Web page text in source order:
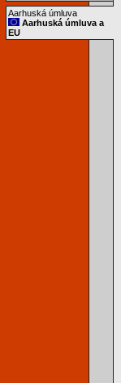
Aarhuská úmluva
Aarhuská úmluva a
EU